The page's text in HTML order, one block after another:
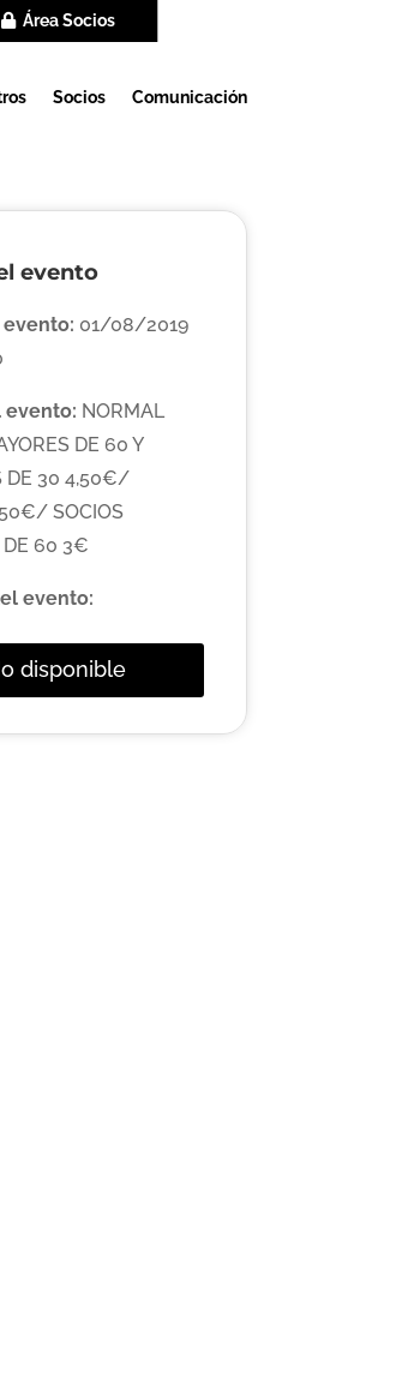
Área Socios
Socios Comunicación
evento
evento: 01/08/2019
evento: NORMAL
DE 60 Y
DE 30 4,50€/
SOCIOS
DE 60 3€
evento:
disponible